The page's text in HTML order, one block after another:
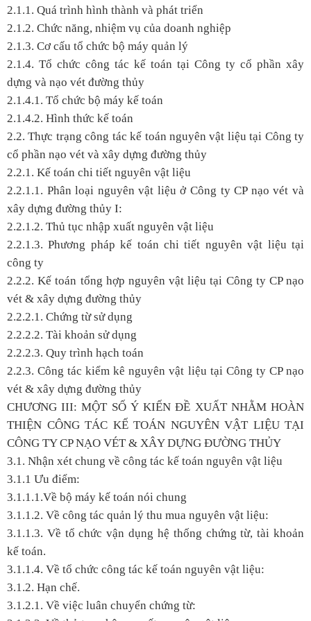
2.1.1. Quá trình hình thành và phát triển
2.1.2. Chức năng, nhiệm vụ của doanh nghiệp
2.1.3. Cơ cấu tổ chức bộ máy quản lý
2.1.4. Tổ chức công tác kế toán tại Công ty cổ phần xây
dựng và nạo vét đường thủy
2.1.4.1. Tổ chức bộ máy kế toán
2.1.4.2. Hình thức kế toán
2.2. Thực trạng công tác kế toán nguyên vật liệu tại Công ty
cổ phần nạo vét và xây dựng đường thủy
2.2.1. Kế toán chi tiết nguyên vật liệu
2.2.1.1. Phân loại nguyên vật liệu ở Công ty CP nạo vét và
xây dựng đường thủy I:
2.2.1.2. Thủ tục nhập xuất nguyên vật liệu
2.2.1.3. Phương pháp kế toán chi tiết nguyên vật liệu tại
công ty
2.2.2. Kế toán tổng hợp nguyên vật liệu tại Công ty CP nạo
vét & xây dựng đường thủy
2.2.2.1. Chứng từ sử dụng
2.2.2.2. Tài khoản sử dụng
2.2.2.3. Quy trình hạch toán
2.2.3. Công tác kiểm kê nguyên vật liệu tại Công ty CP nạo
vét & xây dựng đường thủy
CHƯƠNG III: MỘT SỐ Ý KIẾN ĐỀ XUẤT NHẰM HOÀN
THIỆN CÔNG TÁC KẾ TOÁN NGUYÊN VẬT LIỆU TẠI
CÔNG TY CP NẠO VÉT & XÂY DỰNG ĐƯỜNG THỦY
3.1. Nhận xét chung về công tác kế toán nguyên vật liệu
3.1.1 Ưu điểm:
3.1.1.1.Về bộ máy kế toán nói chung
3.1.1.2. Về công tác quản lý thu mua nguyên vật liệu:
3.1.1.3. Về tổ chức vận dụng hệ thống chứng từ, tài khoản
kế toán.
3.1.1.4. Về tổ chức công tác kế toán nguyên vật liệu:
3.1.2. Hạn chế.
3.1.2.1. Về việc luân chuyển chứng từ: